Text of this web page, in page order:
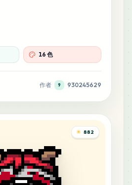
16 色
作者 9 930245629
882